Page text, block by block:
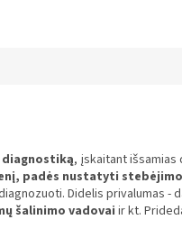
diagnostiką, įskaitant
padės nustatyti
Didelis privalumas -
šalinimo vadovai ir kt.